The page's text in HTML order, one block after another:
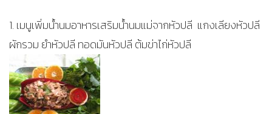
1. เมนูเพิ่มน้ำนมอาหารเสริมน้ำนมแม่จากหัวปลี แกงเลียงหัวปลี
ผักรวม ยำหัวปลี ทอดมันหัวปลี ต้มข่าไก่หัวปลี